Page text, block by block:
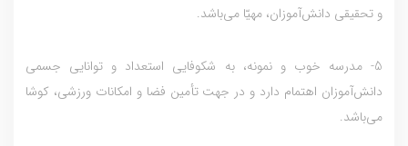
و تحقيقي دانش‌آموزان، مهيّا مي‌باشد.
5- مدرسه‌ خوب و نمونه، به شکوفايي استعداد و توانايي جسمي
دانش‌آموزان اهتمام دارد و در جهت تأمين فضا و امکانات ورزشي، کوشا
مي‌باشد.